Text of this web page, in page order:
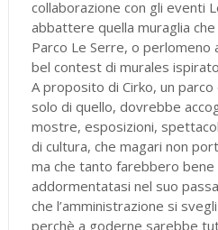
collaborazione con gli eventi
abbattere quella muraglia
Parco Le Serre, o perlomeno
bel contest di murales
A proposito di Cirko, un
solo di quello, dovrebbe
mostre, esposizioni,
di cultura, che magari non
ma che tanto farebbero
addormentatasi nel suo
che l’amministrazione si
perchè a goderne sarebbe